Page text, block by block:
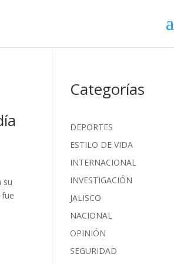
su
Categorías
DEPORTES
ESTILO DE VIDA
INTERNACIONAL
INVESTIGACIÓN
JALISCO
NACIONAL
OPINIÓN
SEGURIDAD